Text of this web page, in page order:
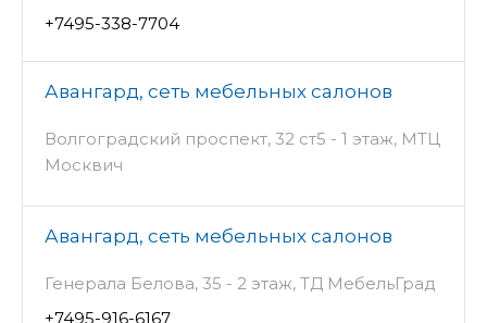
+7495-338-7704
Авангард, сеть мебельных салонов
Волгоградский проспект, 32 ст5 - 1 этаж, МТЦ
Москвич
Авангард, сеть мебельных салонов
Генерала Белова, 35 - 2 этаж, ТД МебельГрад
+7495-916-6167